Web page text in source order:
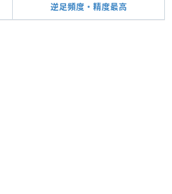
逆足頻度・精度最高